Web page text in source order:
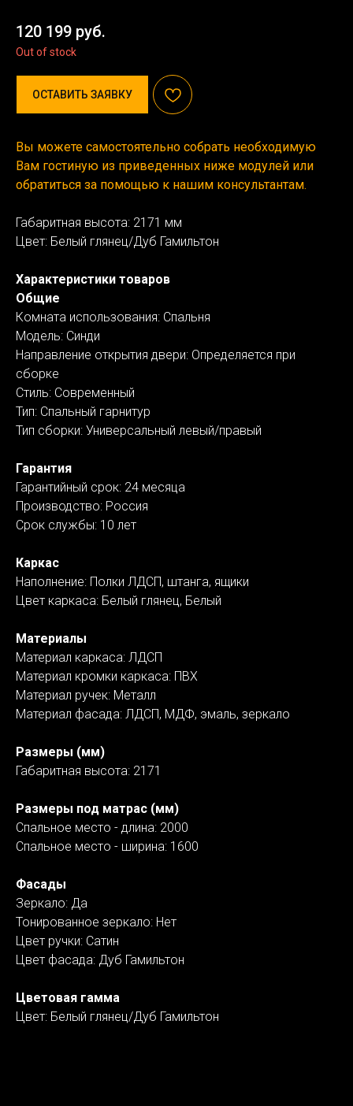
120 199 руб.
Out of stock
ОСТАВИТЬ ЗАЯВКУ
Вы можете самостоятельно собрать необходимую
Вам гостиную из приведенных ниже модулей или
обратиться за помощью к нашим консультантам.
Габаритная высота: 2171 мм
Цвет: Белый глянец/Дуб Гамильтон
Характеристики товаров
Общие
Комната использования: Спальня
Модель: Синди
Направление открытия двери: Определяется при
сборке
Стиль: Современный
Тип: Спальный гарнитур
Тип сборки: Универсальный левый/правый
Гарантия
Гарантийный срок: 24 месяца
Производство: Россия
Срок службы: 10 лет
Каркас
Наполнение: Полки ЛДСП, штанга, ящики
Цвет каркаса: Белый глянец, Белый
Материалы
Материал каркаса: ЛДСП
Материал кромки каркаса: ПВХ
Материал ручек: Металл
Материал фасада: ЛДСП, МДФ, эмаль, зеркало
Размеры (мм)
Габаритная высота: 2171
Размеры под матрас (мм)
Спальное место - длина: 2000
Спальное место - ширина: 1600
Фасады
Зеркало: Да
Тонированное зеркало: Нет
Цвет ручки: Сатин
Цвет фасада: Дуб Гамильтон
Цветовая гамма
Цвет: Белый глянец/Дуб Гамильтон